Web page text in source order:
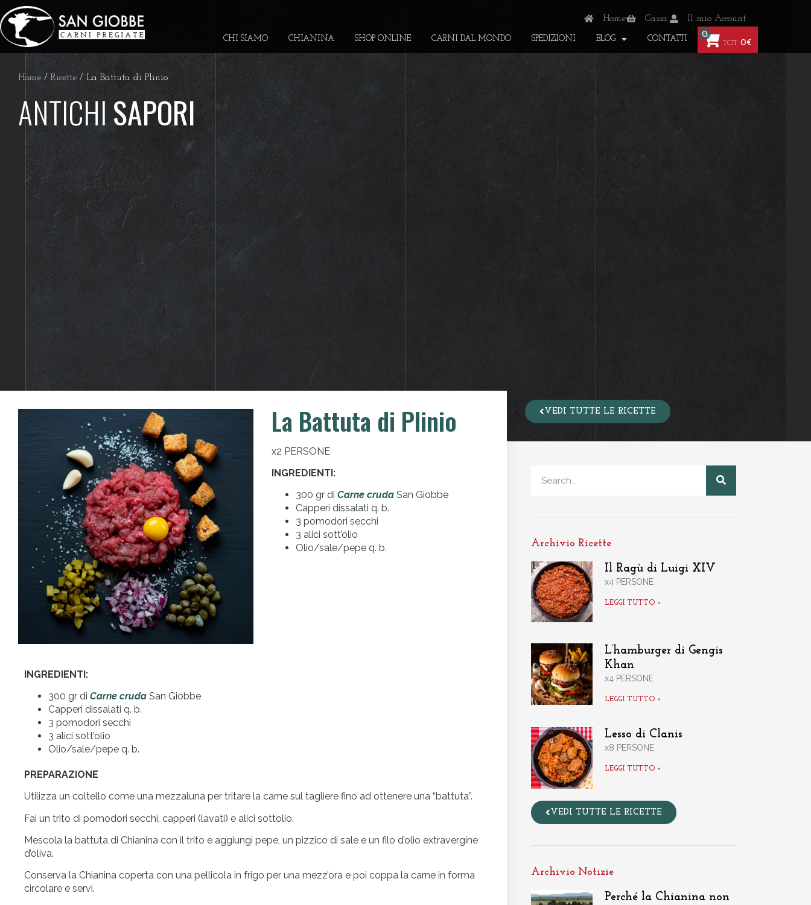
Home Cassa Il mio Account
CHI SIAMO CHIANINA SHOP ONLINE CARNI DAL MONDO SPEDIZIONI BLOG CONTATTI 0
TOT 0€
Home / Ricette / La Battuta di Plinio
ANTICHISAPORI
VEDI TUTTE LE RICETTE
La Battuta di Plinio
x2 PERSONE
INGREDIENTI:
300 gr di Carne crudaSan Giobbe
Capperi dissalati q. b.
3 pomodori secchi
3 alici sott’olio
Olio/sale/pepe q. b.
INGREDIENTI:
300 gr di Carne cruda San Giobbe
Capperi dissalati q. b.
3 pomodori secchi
3 alici sott’olio
Olio/sale/pepe q. b.
PREPARAZIONE
Utilizza un coltello come una mezzaluna per tritare la carne sul tagliere fino ad ottenere una “battuta”.
Fai un trito di pomodori secchi, capperi (lavati) e alici sottolio.
Mescola la battuta di Chianina con il trito e aggiungi pepe, un pizzico di sale e un filo d’olio extravergine
d’oliva.
Conserva la Chianina coperta con una pellicola in frigo per una mezz’ora e poi coppa la carne in forma
circolare e servi.
Archivio Ricette
Il Ragù di Luigi XIV
x4 PERSONE
LEGGI TUTTO »
L’hamburger di Gengis
Khan
x4 PERSONE
LEGGI TUTTO »
Lesso di Clanis
x8 PERSONE
LEGGI TUTTO »
VEDI TUTTE LE RICETTE
Archivio Notizie
Perché la Chianina non